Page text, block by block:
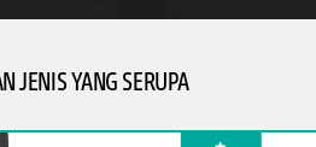
JENIS YANG SERUPA